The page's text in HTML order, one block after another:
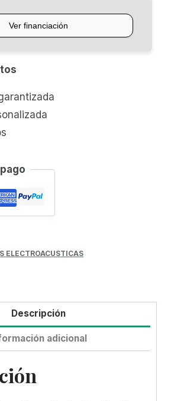
ELECTROACUSTICAS
Descripción
adicional